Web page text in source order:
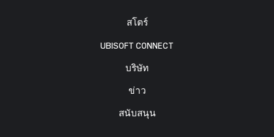
สโตร์
UBISOFT CONNECT
บริษัท
ข่าว
สนับสนุน